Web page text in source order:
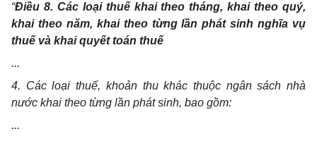
“Điều 8. Các loại thuế khai theo tháng, khai theo quý,
khai theo năm, khai theo từng lần phát sinh nghĩa vụ
thuế và khai quyết toán thuế
...
4. Các loại thuế, khoản thu khác thuộc ngân sách nhà
nước khai theo từng lần phát sinh, bao gồm:
...